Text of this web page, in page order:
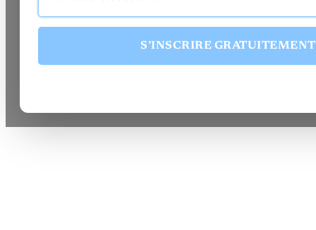
S’INSCRIRE GRATUITEMENT